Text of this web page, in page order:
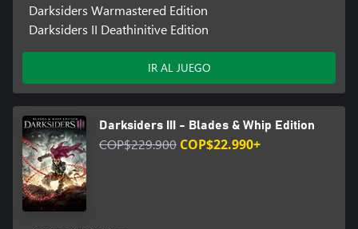
Darksiders Warmastered Edition
Darksiders II Deathinitive Edition
IR AL JUEGO
Darksiders III - Blades & Whip Edition
COP$229.900 COP$22.990+